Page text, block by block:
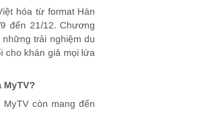
hóa từ format Hàn
đến 21/12. Chương
trải nghiệm du
cho khán giả mọi lứa
MyTV?
còn mang đến